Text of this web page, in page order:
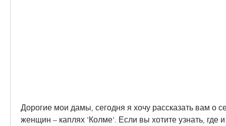
Дорогие мои дамы, сегодня я хочу рассказать вам о
женщин – каплях 'Колме'. Если вы хотите узнать, где и